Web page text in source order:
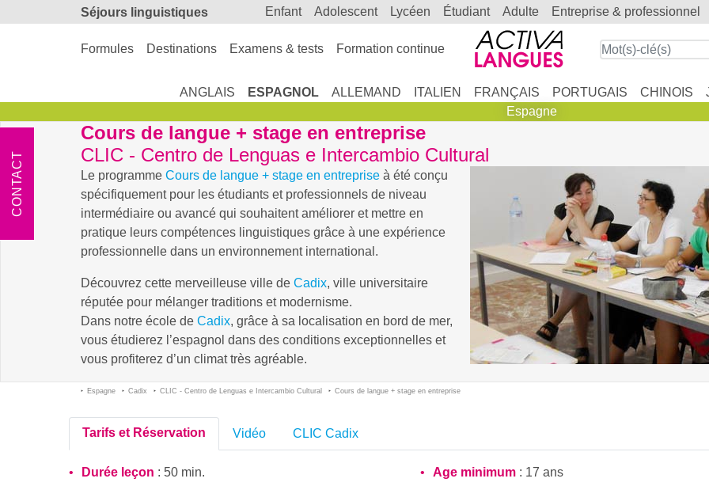
Séjours linguistiques enfant adolescent lycéen étudiant adulte entreprise & professionnel
Formules Destinations Examens & tests Formation continue
ANGLAIS ESPAGNOL ALLEMAND ITALIEN FRANÇAIS PORTUGAIS CHINOIS
Espagne
Cours de langue + stage en entreprise
CLIC - Centro de Lenguas e Intercambio Cultural
Le programme Cours de langue + stage en entreprise à été conçu
spécifiquement pour les étudiants et professionnels de niveau
intermédiaire ou avancé qui souhaitent améliorer et mettre en
pratique leurs compétences linguistiques grâce à une expérience
professionnelle dans un environnement international.
Découvrez cette merveilleuse ville de Cadix, ville universitaire
réputée pour mélanger traditions et modernisme.
Dans notre école de Cadix, grâce à sa localisation en bord de mer,
vous étudierez l’espagnol dans des conditions exceptionnelles et
vous profiterez d’un climat très agréable.
Espagne Cadix CLIC - Centro de Lenguas e Intercambio Cultural Cours de langue + stage en entreprise
Tarifs et Réservation Vidéo CLIC Cadix
Durée leçon : 50 min.
Age minimum : 17 ans
CONTACT